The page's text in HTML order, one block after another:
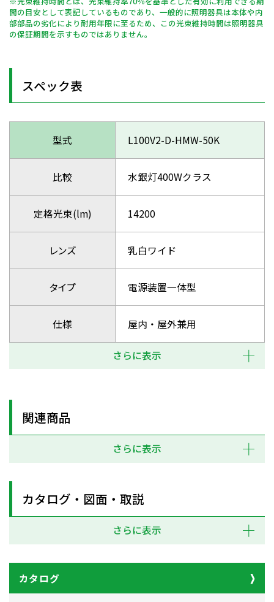
間の目安として表記しているものであり、一般的に照明器具は本体や内
部部品の劣化により耐用年限に至るため、この光束維持時間は照明器具
の保証期間を示すものではありません。
スペック表
型式 L100V2-D-HMW-50K
比較 水銀灯400Wクラス
定格光束(lm) 14200
レンズ 乳白ワイド
タイプ 電源装置一体型
仕様 屋内・屋外兼用
さらに表示
関連商品
さらに表示
カタログ・図面・取説
さらに表示
カタログ